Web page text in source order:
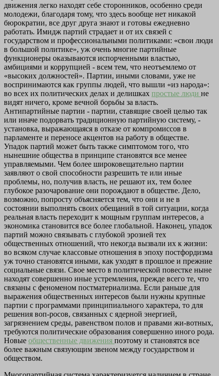
движения легко находят себе сторонников, особенно среди
молодежи, благодаря тому, что здесь вообще нет никакой
бюрократии, все друг друга знают и готовы ежедневно
работать. Имидж партий страдает и от их связей с
государством и профессиональными политиками: «свои люди
в большой политике», уж очень многие партийные
функционеры оказываются испорченными властью,
амбициями и коррупцией - всем тем, что неотъемлемо от
«высоких должностей». Партии, иными словами, уже не
воспринимаются как группы людей, что вышли «из народа»:
во всех их политических делах и делишках простые люди не
видят ничего, кроме вечной борьбы за власть.
Антипартийные партии - партии, ставящие своей целью так
или иначе подорвать традиционную партийную систему, -
установка, выражающаяся в отказе от компромиссов в
парламенте и переносе акцентов на работу в обществе.
Упадок партий может быть также симптомом того, что
нынешние общества в принципе становятся все менее
управляемыми. Чем более широковещательно партии
заявляют о свой способности разрешить те или иные
проблемы, но, получив власть, не решают их, тем более
глубокое разочарование они порождают в обществе. Дело,
возможно, попросту объясняется тем, что они и не в
состоянии выполнять своих обещаний в той ситуации, когда
реальная власть переходит к мощным группам интересов, а
экономика становится все более глобальной. Наконец, упадок
партий можно связывать с глубокой эрозией тех
общественных отношений, что некогда вызвали их к жизни:
во всяком случае классовые отношения в эпоху постфордизма
уж точно становятся иными, как уходят в прошлое и прежние
социальные связи. Свое место в политической повестке ныне
находят совершенно иные устремления, прежде всего те, что
связаны с феноменом постматериализма. Если раньше для
выражения общественных интересов были нужны крупные
партии с программами принципиального характера, то для
решения воп-росов, связанных с ядерной энергией,
загрязнением среды, равенством полов и правами жи-вотных,
требуются политические образования совершенно иного рода.
Новые общественные движения поэтому и становятся все
более важным связующим звеном между государством и
обществом.